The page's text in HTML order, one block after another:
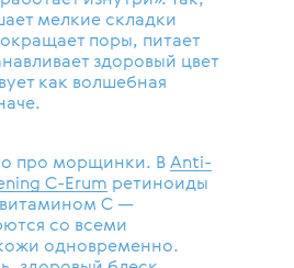
мелкие складки
поры, питает
здоровый цвет
как волшебная
про морщинки. В Anti-
C-Erum ретиноиды
витамином С —
со всеми
одновременно.